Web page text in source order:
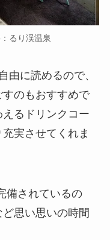
るり渓温泉
由に読めるので、
のもおすすめで
るドリンクコー
実させてくれま
備されているの
思い思いの時間